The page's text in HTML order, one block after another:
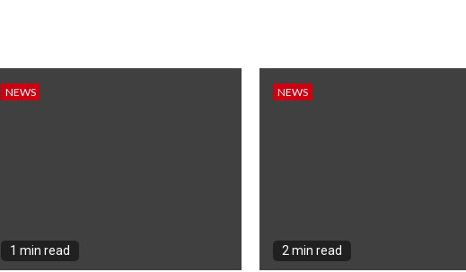
NEWS
1 min read
NEWS
2 min read